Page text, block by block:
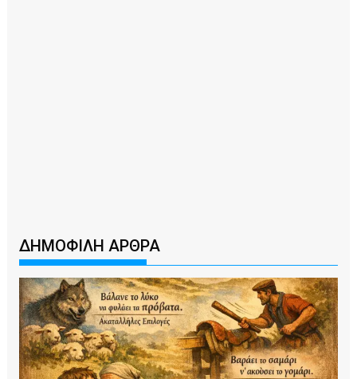
ΔΗΜΟΦΙΛΗ ΑΡΘΡΑ